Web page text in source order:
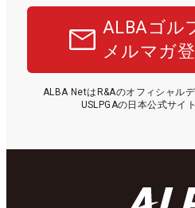
ALBAゴル
メルマガ
ALBA NetはR&Aのオフィシャル
USLPGAの日本公式サイ